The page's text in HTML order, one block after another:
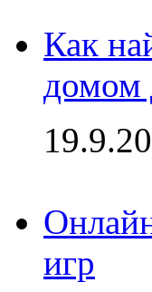
Как
домом
игр